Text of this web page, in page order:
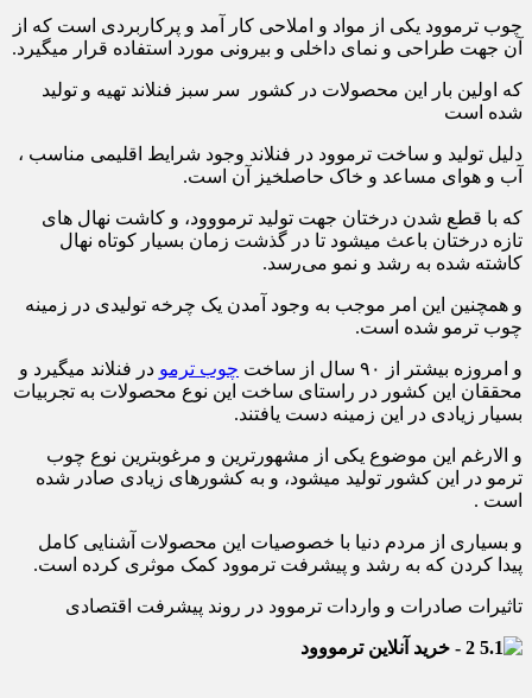
چوب ترموود یکی از مواد و املاحی کار آمد و پرکاربردی است که از
آن جهت طراحی و نمای داخلی و بیرونی مورد استفاده قرار میگیرد.
که اولین بار این محصولات در کشور سر سبز فنلاند تهیه و تولید
شده است
دلیل تولید و ساخت ترموود در فنلاند وجود شرایط اقلیمی مناسب ،
آب و هوای مساعد و خاک حاصلخیز آن است.
که با قطع شدن درختان جهت تولید ترمووود، و کاشت نهال های
تازه درختان باعث میشود تا در گذشت زمان بسیار کوتاه نهال
کاشته شده به رشد و نمو می‌رسد.
و همچنین این امر موجب به وجود آمدن یک چرخه تولیدی در زمینه
چوب ترمو شده است.
و امروزه بیشتر از ۹۰ سال از ساخت چوب ترمو در فنلاند میگیرد و
محققان این کشور در راستای ساخت این نوع محصولات به تجربیات
بسیار زیادی در این زمینه دست یافتند.
و الارغم این موضوع یکی از مشهورترین و مرغوبترین نوع چوب
ترمو در این کشور تولید میشود، و به کشورهای زیادی صادر شده
است .
و بسیاری از مردم دنیا با خصوصیات این محصولات آشنایی کامل
پیدا کردن که به رشد و پیشرفت ترموود کمک موثری کرده است.
تاثیرات صادرات و واردات ترموود در روند پیشرفت اقتصادی